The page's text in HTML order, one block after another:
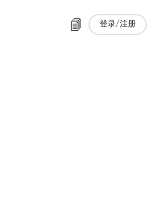
登录/注册